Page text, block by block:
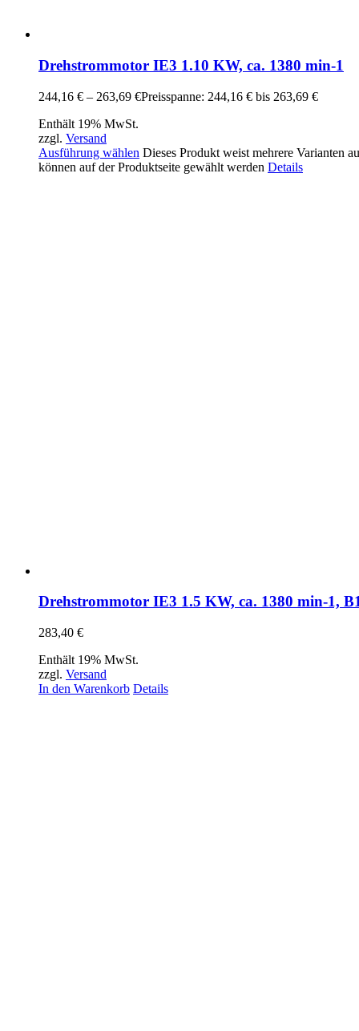
Drehstrommotor IE3 1.10 KW, ca. 1380 min-1
244,16 € – 263,69 €Preisspanne: 244,16 € bis 263,69 €
Enthält 19% MwSt.
zzgl. Versand
Ausführung wählen Dieses Produkt weist mehrere Varianten
können auf der Produktseite gewählt werden Details
Drehstrommotor IE3 1.5 KW, ca. 1380 min-1,
283,40 €
Enthält 19% MwSt.
zzgl. Versand
In den Warenkorb Details